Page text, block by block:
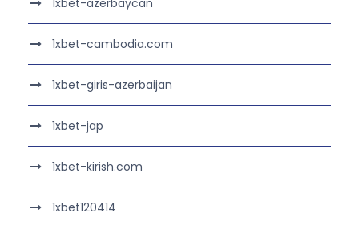
1xbet-azerbaycan
1xbet-cambodia.com
1xbet-giris-azerbaijan
1xbet-jap
1xbet-kirish.com
1xbet120414